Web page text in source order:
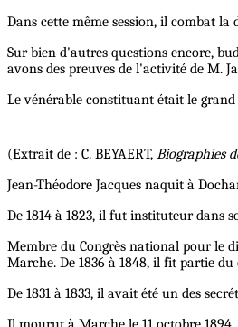
Dans cette même session, il combat
Sur bien d'autres questions encore,
avons des preuves de l'activité de M.
Le vénérable constituant était le
(Extrait de : C. BEYAERT, Biographies
Jean-Théodore Jacques naquit à
De 1814 à 1823, il fut instituteur dans
Membre du Congrès national pour le
Marche. De 1836 à 1848, il fit partie
De 1831 à 1833, il avait été un des